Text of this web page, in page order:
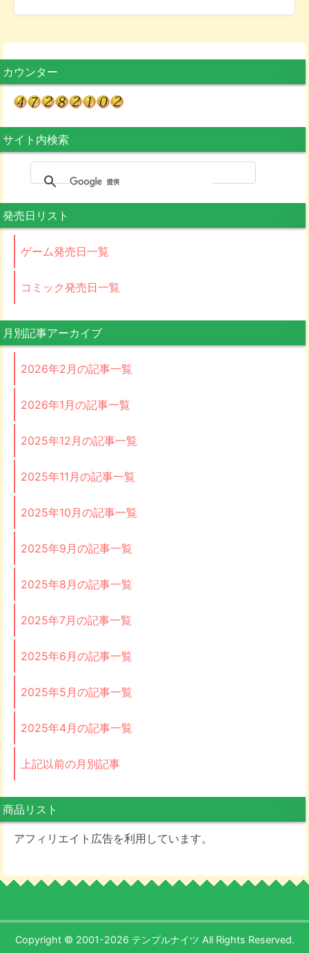
カウンター
サイト内検索
発売日リスト
ゲーム発売日一覧
コミック発売日一覧
月別記事アーカイブ
2026年2月の記事一覧
2026年1月の記事一覧
2025年12月の記事一覧
2025年11月の記事一覧
2025年10月の記事一覧
2025年9月の記事一覧
2025年8月の記事一覧
2025年7月の記事一覧
2025年6月の記事一覧
2025年5月の記事一覧
2025年4月の記事一覧
上記以前の月別記事
商品リスト
アフィリエイト広告を利用しています。
Copyright © 2001-2026 テンプルナイツ All Rights Reserved.